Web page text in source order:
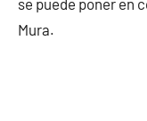
se puede poner en
Mura.